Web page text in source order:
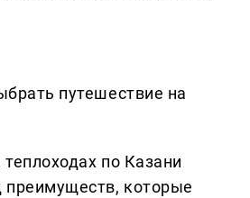
путешествие на
по Казани
преимуществ, которые